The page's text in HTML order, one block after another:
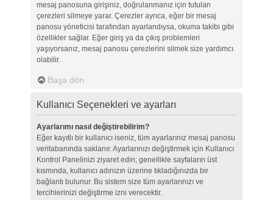
mesaj panosuna girişiniz, doğrulanmanız için tutulan
çerezleri silmeye yarar. Çerezler ayrıca, eğer bir mesaj
panosu yöneticisi tarafından ayarlandıysa, okuma takibi gibi
özellikler sağlar. Eğer giriş ya da çıkış problemleri
yaşıyorsanız, mesaj panosu çerezlerini silmek size yardımcı
olabilir.
Başa dön
Kullanıcı Seçenekleri ve ayarları
Ayarlarımı nasıl değiştirebilirim?
Eğer kayıtlı bir kullanıcı iseniz, tüm ayarlarınız mesaj panosu
veritabanında saklanır. Ayarlarınızı değiştirmek için Kullanıcı
Kontrol Panelinizi ziyaret edin; genellikle sayfaların üst
kısmında, kullanıcı adınızın üzerine tıkladığınızda bir
bağlantı bulunur. Bu sistem size tüm ayarlarınızı ve
tercihlerinizi değiştirme izni verecektir.